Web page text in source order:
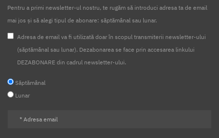
Pentru a primi newsletter-ul nostru, te rugăm să introduci adresa ta de email
mai jos și să alegi tipul de abonare: săptămânal sau lunar.
Adresa de email va fi utilizată doar în scopul transmiterii newsletter-ului
(săptămânal sau lunar). Dezabonarea se face prin accesarea linkului
DEZABONARE din cadrul newsletter-ului.
Săptămânal
Lunar